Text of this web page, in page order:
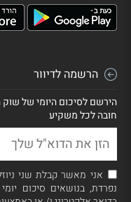
הרשמה לדיוור
הירשם לסיכום היומי של שוק
חובה לכל משקיע
אני מאשר קבלת שני
נפרדת, בנושאים סיכום